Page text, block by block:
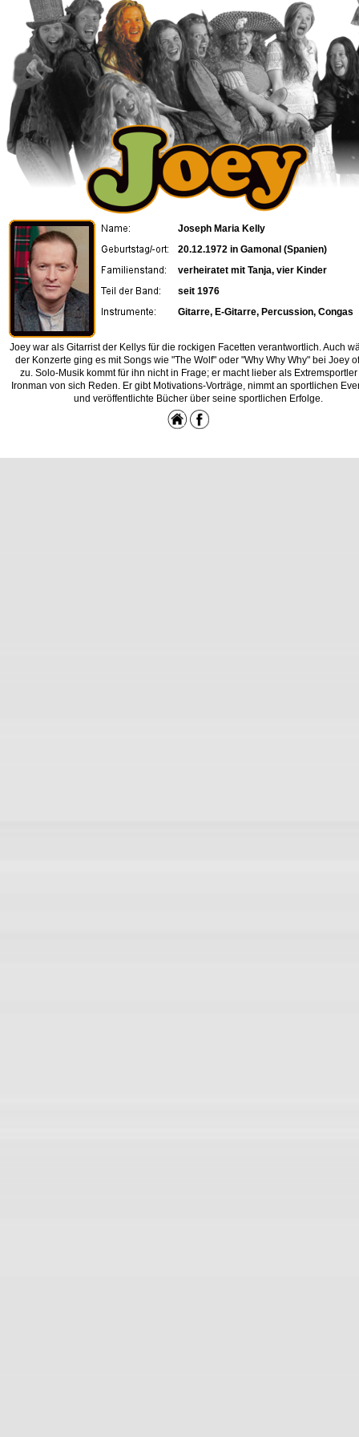
Joseph Maria Kelly
20.12.1972 in Gamonal (Spanien)
verheiratet mit Tanja, vier Kinder
seit 1976
Gitarre, E-Gitarre, Percussion, Congas
Joey war als Gitarrist der Kellys für die rockigen Facetten verantwortlich. Auch
der Konzerte ging es mit Songs wie "The Wolf" oder "Why Why Why" bei Joey
zu. Solo-Musik kommt für ihn nicht in Frage; er macht lieber als
Ironman von sich Reden. Er gibt Motivations-Vorträge, nimmt an sportlichen
und veröffentlichte Bücher über seine sportlichen Erfolge.